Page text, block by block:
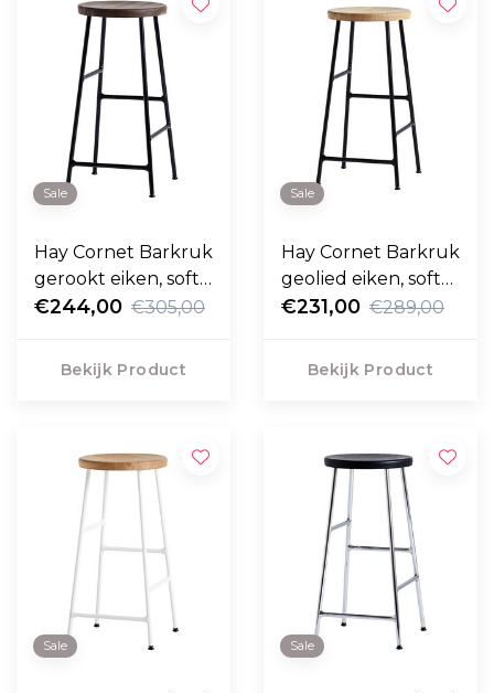
Sale
Hay Cornet Barkruk
gerookt eiken, soft
black frame 75cm
€244,00 €305,00
Bekijk Product
Sale
Hay Cornet Barkruk
geolied eiken, soft
black frame 65cm
€231,00 €289,00
Bekijk Product
Sale Sale